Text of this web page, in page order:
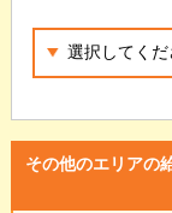
その他のエリアの